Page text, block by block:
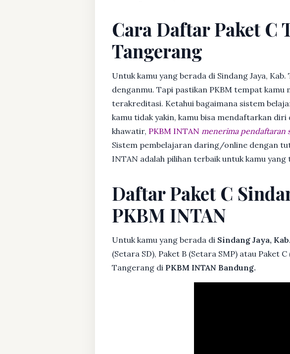
Cara Daftar Paket C
Tangerang
Untuk kamu yang berada di Sindang Jaya,
denganmu. Tapi pastikan PKBM tempat
terakreditasi. Ketahui bagaimana sistem
kamu tidak yakin, kamu bisa mendaftarkan
khawatir, PKBM INTAN menerima pendaftaran
Sistem pembelajaran daring/online dengan
INTAN adalah pilihan terbaik untuk kamu
Daftar Paket C
PKBM INTAN
Untuk kamu yang berada di Sindang Jaya,
(Setara SD), Paket B (Setara SMP) atau Paket
Tangerang di PKBM INTAN Bandung.